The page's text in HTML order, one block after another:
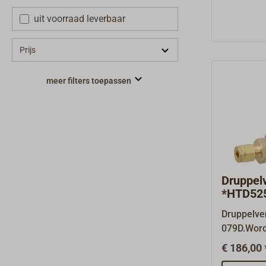
uit voorraad leverbaar
Prijs
meer filters toepassen
€ 186,00